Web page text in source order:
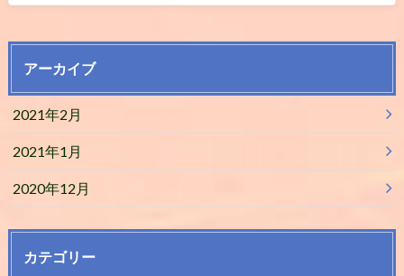
アーカイブ
2021年2月
2021年1月
2020年12月
カテゴリー